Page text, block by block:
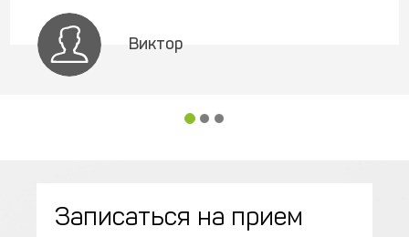
Виктор
Записаться на прием